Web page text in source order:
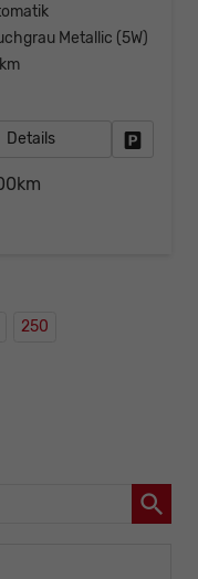
Metallic (5W)
Details
250